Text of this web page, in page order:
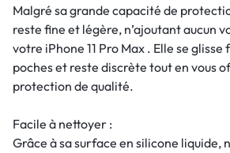
Malgré sa grande capacité de
reste fine et légère, n’ajoutant aucun
votre iPhone 11 Pro Max . Elle se
poches et reste discrète tout en vous
protection de qualité.
Facile à nettoyer :
Grâce à sa surface en silicone liquide,